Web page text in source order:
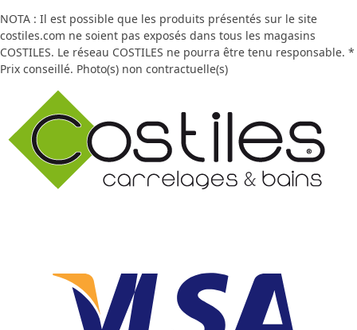
NOTA : Il est possible que les produits présentés sur le site
costiles.com ne soient pas exposés dans tous les magasins
COSTILES. Le réseau COSTILES ne pourra être tenu responsable. *
Prix conseillé. Photo(s) non contractuelle(s)